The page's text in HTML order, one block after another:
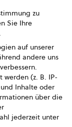
zu
Sie Ihre
auf unserer
andere uns
werden (z. B. IP-
Inhalte oder
über die
jederzeit unter